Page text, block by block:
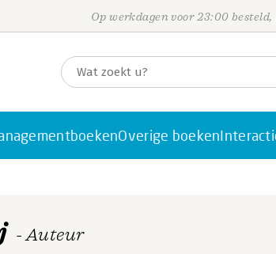
Op werkdagen voor 23:00
Overige boeken
- Auteur